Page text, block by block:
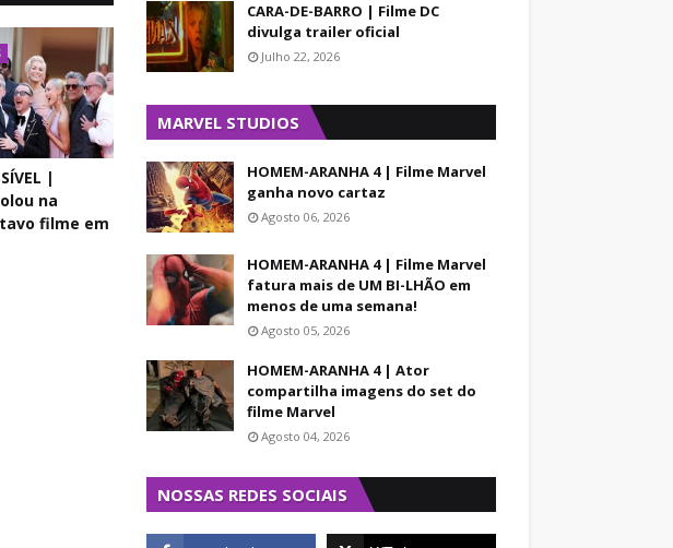
|
na
filme em
CARA-DE-BARRO | Filme DC
divulga trailer oficial
Julho 22, 2026
MARVEL STUDIOS
HOMEM-ARANHA 4 | Filme Marvel
ganha novo cartaz
Agosto 06, 2026
HOMEM-ARANHA 4 | Filme Marvel
fatura mais de UM BI-LHÃO em
menos de uma semana!
Agosto 05, 2026
HOMEM-ARANHA 4 | Ator
compartilha imagens do set do
filme Marvel
Agosto 04, 2026
NOSSAS REDES SOCIAIS